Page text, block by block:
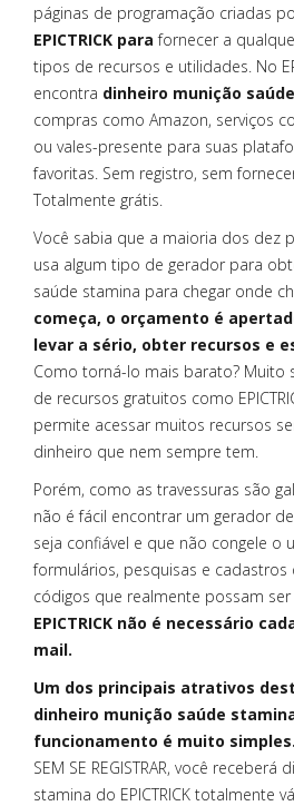
páginas de programação criadas
EPICTRICK para fornecer a
tipos de recursos e utilidades. No
encontra dinheiro munição
compras como Amazon, serviços
ou vales-presente para suas
favoritas. Sem registro, sem
Totalmente grátis.
Você sabia que a maioria dos dez
usa algum tipo de gerador para
saúde stamina para chegar onde
começa, o orçamento é
levar a sério, obter recursos e
Como torná-lo mais barato? Muito
de recursos gratuitos como
permite acessar muitos recursos
dinheiro que nem sempre tem.
Porém, como as travessuras são
não é fácil encontrar um gerador
seja confiável e que não congele o
formulários, pesquisas e
códigos que realmente possam
EPICTRICK não é necessário
mail.
Um dos principais atrativos
dinheiro munição saúde
funcionamento é muito simples.
SEM SE REGISTRAR, você
stamina do EPICTRICK totalmente